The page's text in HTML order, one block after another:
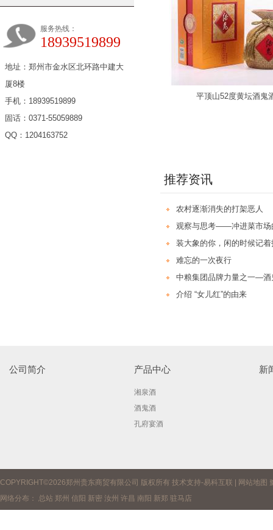
服务热线：
18939519899
地址：郑州市金水区北环路中建大
厦8楼
手机：18939519899
固话：0371-55059889
QQ：1204163752
平顶山52度黄坛酒鬼
推荐资讯
农村逐渐消失的打架恶人
观察与思考——冲进菜市场
装大象的你，闲的时候记
难忘的一次夜行
中粮集团品牌力量之一—酒
介绍 “女儿红”的由来
公司简介 产品中心
湘泉酒
酒鬼酒
孔府宴酒
新
COPYRIGHT©2026郑州贵东商贸有限公司 版权所有 技术支持-易科互联 网站地图
网络分布： 总站 郑州 信阳 新密 汝州 许昌 南阳 新郑 驻马店